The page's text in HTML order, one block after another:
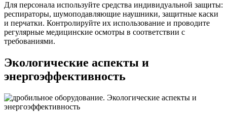
Для персонала используйте средства индивидуальной защиты:
респираторы, шумоподавляющие наушники, защитные каски
и перчатки. Контролируйте их использование и проводите
регулярные медицинские осмотры в соответствии с
требованиями.
Экологические аспекты и
энергоэффективность